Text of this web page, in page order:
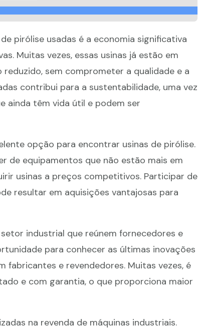
pirólise usadas é a economia significativa
Muitas vezes, essas usinas já estão em
sem comprometer a qualidade e a
contribui para a sustentabilidade, uma vez
ainda têm vida útil e podem ser
opção para encontrar usinas de pirólise.
de equipamentos que não estão mais em
usinas a preços competitivos. Participar de
resultar em aquisições vantajosas para
industrial que reúnem fornecedores e
para conhecer as últimas inovações
e revendedores. Muitas vezes, é
e com garantia, o que proporciona maior
na revenda de máquinas industriais.